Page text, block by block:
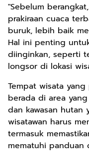
"Sebelum
prakiraan cuaca
buruk, lebih baik
Hal ini penting
diinginkan, seperti
longsor di lokasi
Tempat wisata
berada di area
dan kawasan hutan
wisatawan harus
termasuk
mematuhi panduan